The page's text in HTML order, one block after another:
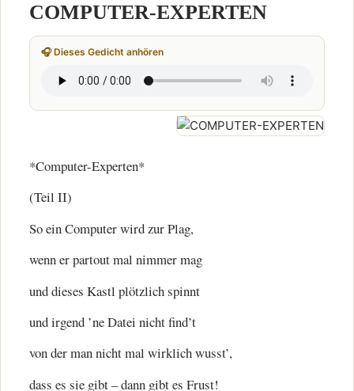
COMPUTER-EXPERTEN
🎧 Dieses Gedicht anhören
*Computer-Experten*
(Teil II)
So ein Computer wird zur Plag,
wenn er partout mal nimmer mag
und dieses Kastl plötzlich spinnt
und irgend ’ne Datei nicht find’t
von der man nicht mal wirklich wusst’,
dass es sie gibt – dann gibt es Frust!